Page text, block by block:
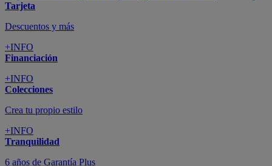
Tarjeta
Descuentos y más
+INFO
Financiación
+INFO
Colecciones
Crea tu propio estilo
+INFO
Tranquilidad
6 años de Garantía Plus